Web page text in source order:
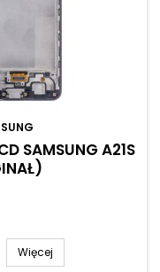
SAMSUNG A21S
Więcej